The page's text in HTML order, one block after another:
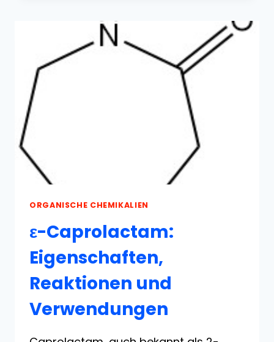
VERWENDUNG
ORGANISCHE CHEMIKALIEN
ε-Caprolactam:
Eigenschaften,
Reaktionen und
Verwendungen